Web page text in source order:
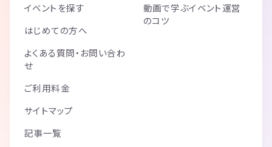
イベントを探す
はじめての方へ
よくある質問・お問い合わ
せ
ご利用料金
サイトマップ
記事一覧
動画で学ぶイベント運営
のコツ